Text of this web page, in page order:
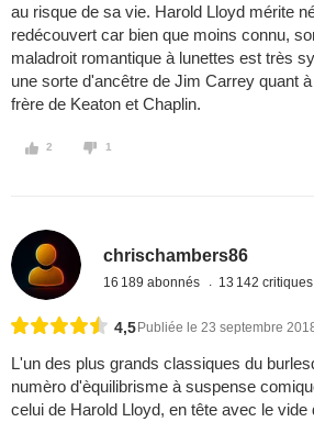
au risque de sa vie. Harold Lloyd mérite
redécouvert car bien que moins connu,
maladroit romantique à lunettes est très
une sorte d'ancêtre de Jim Carrey quant
frère de Keaton et Chaplin.
2 1
chrischambers86
16 189 abonnés 13 142 critiques
4,5 Publiée le 23 septembre
L'un des plus grands classiques du
numèro d'èquilibrisme à suspense
celui de Harold Lloyd, en tête avec le vide